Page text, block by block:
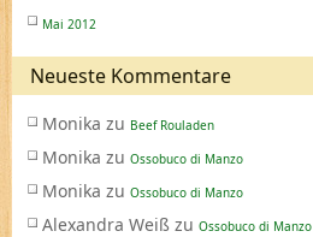
Mai 2012
Neueste Kommentare
Monika zu Beef Rouladen
Monika zu Ossobuco di Manzo
Monika zu Ossobuco di Manzo
Alexandra Weiß zu Ossobuco di Manzo